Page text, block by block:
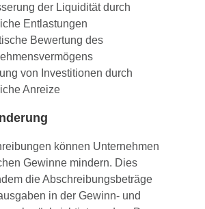
der Liquidität durch
Entlastungen
Bewertung des
von Investitionen durch
Anreize
können Unternehmen
Gewinne mindern. Dies
die Abschreibungsbeträge
in der Gewinn- und